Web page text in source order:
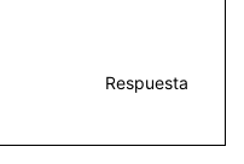
Respuesta